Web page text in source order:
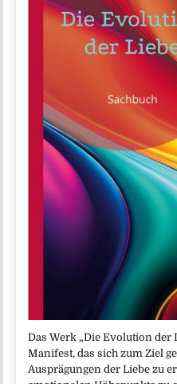
Das Werk „Die Evolution der
Manifest, das sich zum Ziel
Ausprägungen der Liebe zu